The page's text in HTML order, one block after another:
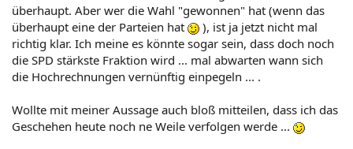
überhaupt. Aber wer die Wahl "gewonnen" hat (wenn das
überhaupt eine der Parteien hat
), ist ja jetzt nicht mal
richtig klar. Ich meine es könnte sogar sein, dass doch noch
die SPD stärkste Fraktion wird ... mal abwarten wann sich
die Hochrechnungen vernünftig einpegeln ... .
Wollte mit meiner Aussage auch bloß mitteilen, dass ich das
Geschehen heute noch ne Weile verfolgen werde ...